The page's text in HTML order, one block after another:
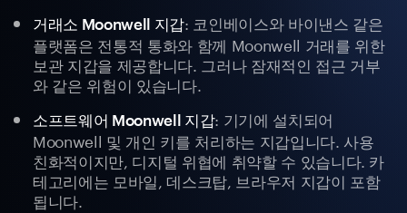
거래소 Moonwell 지갑: 코인베이스와 바이낸스 같은
플랫폼은 전통적 통화와 함께 Moonwell 거래를 위한
보관 지갑을 제공합니다. 그러나 잠재적인 접근 거부
와 같은 위험이 있습니다.
소프트웨어 Moonwell 지갑: 기기에 설치되어
Moonwell 및 개인 키를 처리하는 지갑입니다. 사용
친화적이지만, 디지털 위협에 취약할 수 있습니다. 카
테고리에는 모바일, 데스크탑, 브라우저 지갑이 포함
됩니다.